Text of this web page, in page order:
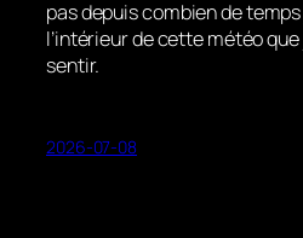
pas depuis combien de temps
l’intérieur de cette météo
sentir.
2026-07-08